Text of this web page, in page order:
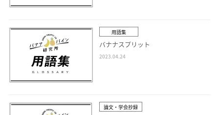
用語集
バナナスプリット
2023.04.24
論文・学会抄録